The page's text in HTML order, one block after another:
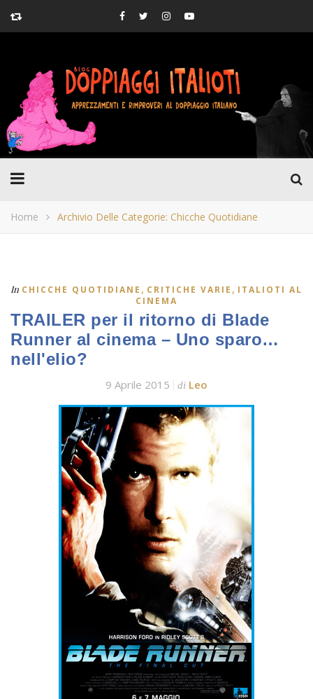
Home Archivio Delle Categorie: Chicche Quotidiane
In CHICCHE QUOTIDIANE , CRITICHE VARIE , ITALIOTI AL
CINEMA
TRAILER per il ritorno di Blade
Runner al cinema – Uno sparo…
nell'elio?
9 Aprile 2015 di Leo